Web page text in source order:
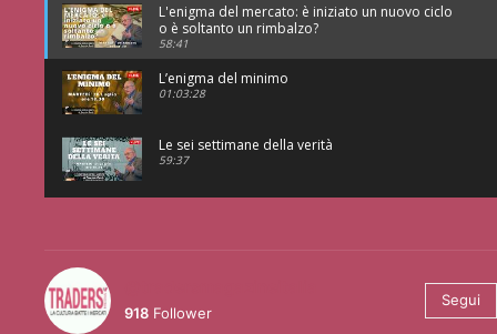
L'enigma del mercato: è iniziato un nuovo ciclo
o è soltanto un rimbalzo?
58:41
L’enigma del minimo
01:03:28
Le sei settimane della verità
59:37
918 Follower
Segui